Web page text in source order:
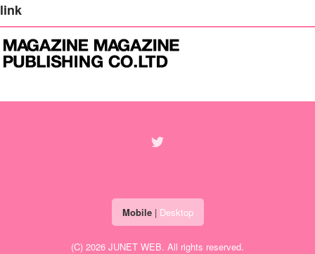
link
Mobile| Desktop
(C) 2026 JUNET WEB. All rights reserved.